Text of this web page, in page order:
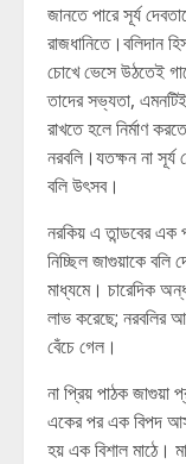
জানতে পারে সূর্য
রাজধানিতে।বলিদান
চোখে ভেসে উঠতেই
তাদের সভ্যতা,
রাখতে হলে নির্মাণ
নরবলি।যতক্ষন না সূর্য
বলি উৎসব।
নরকিয় এ তান্ডবের এক
নিচ্ছিল জাগুয়াকে বলি
মাধ্যমে। চারেদিক
লাভ করেছে; নরবলির
বেঁচে গেল।
না প্রিয় পাঠক জাগুয়া
একের পর এক বিপদ
হয় এক বিশাল মাঠে।